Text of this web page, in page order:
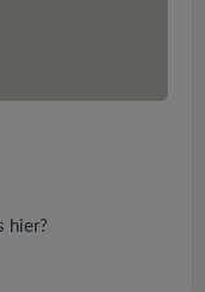
hier?